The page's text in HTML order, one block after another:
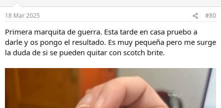
e
:
18 Mar 2025 #80
Primera marquita de guerra. Esta tarde en casa pruebo a
darle y os pongo el resultado. Es muy pequeña pero me surge
la duda de si se pueden quitar con scotch brite.